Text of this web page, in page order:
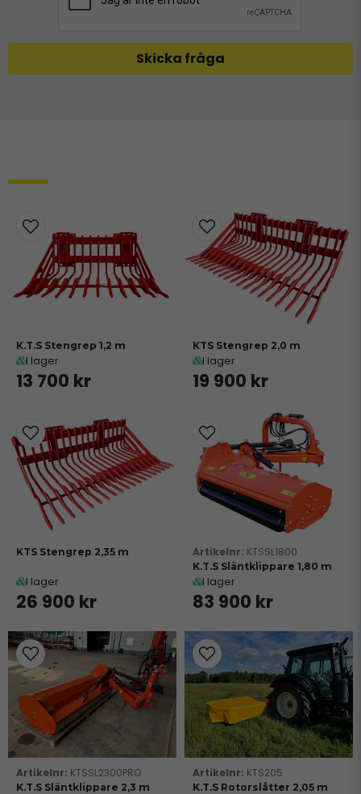
Skicka fråga
K.T.S Stengrep 1,2 m
I lager
13 700 kr
KTS Stengrep 2,0 m
I lager
19 900 kr
KTS Stengrep 2,35 m
I lager
26 900 kr
KTSSL1800
K.T.S Släntklippare 1,80 m
I lager
83 900 kr
KTSSL2300PRO
K.T.S Släntklippare 2,3 m
KTS205
K.T.S Rotorslåtter 2,05 m